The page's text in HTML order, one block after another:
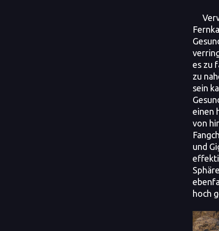
es zu
zu
sein
einen
von
und
hoch